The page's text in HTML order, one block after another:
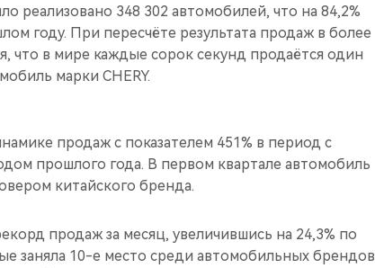
реализовано 348 302 автомобилей, что на 84,2%
году. При пересчёте результата продаж в более
что в мире каждые сорок секунд продаётся один
марки CHERY.
продаж с показателем 451% в период с
прошлого года. В первом квартале автомобиль
китайского бренда.
продаж за месяц, увеличившись на 24,3% по
заняла 10-е место среди автомобильных брендов